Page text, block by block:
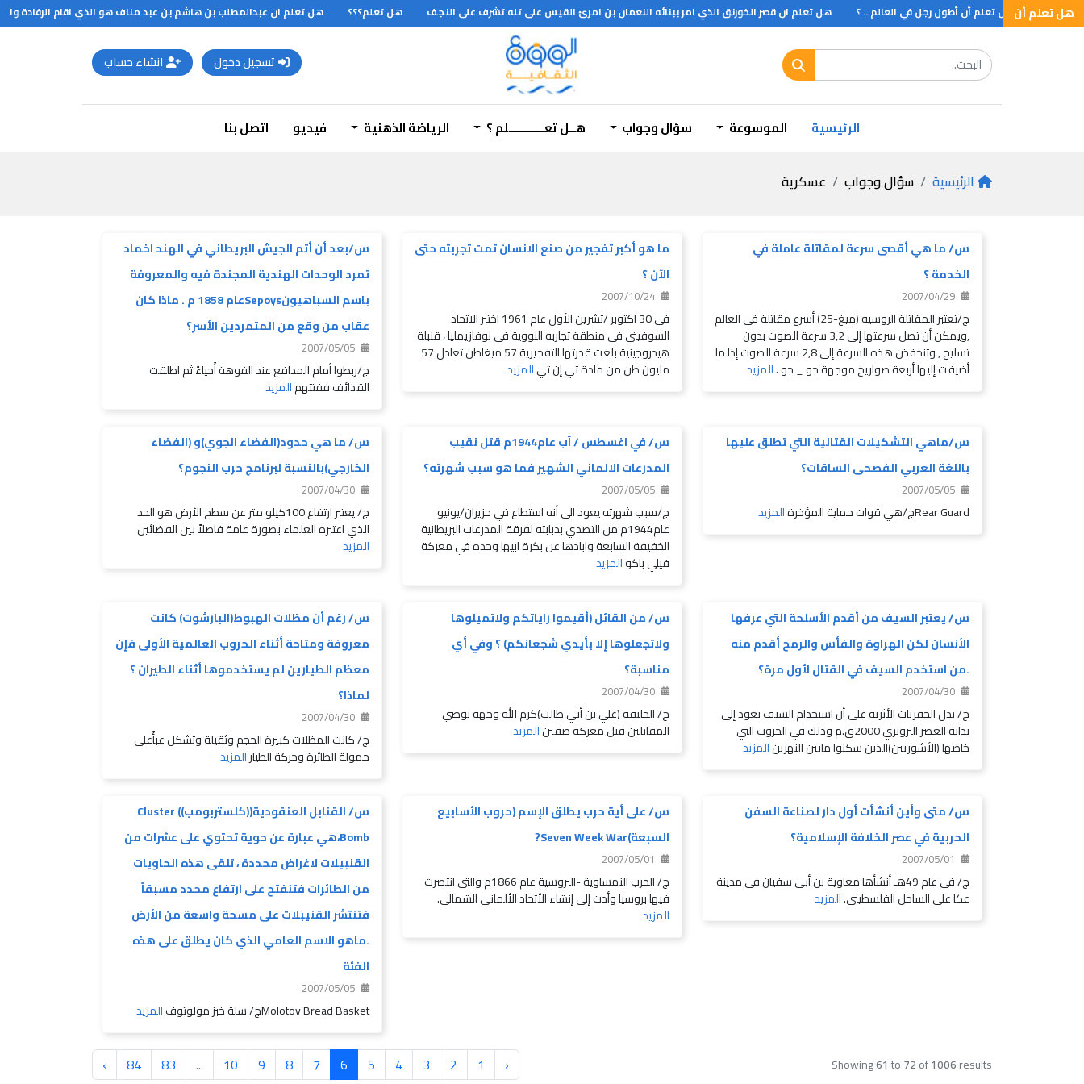
هل تعلم أنهـل تعلم أن أطول رجل في العالم .. ؟ هل تعلم ان قصر الخورنق الذي امر ببنائه النعمان بن امرئ القيس على تله تشرف على النجف هل تعلم؟؟؟ هل تعلم ان عبدالمطلب بن هاشم بن عبد مناف هو الذي اقام الرفادة والسقاية على احسن وجه واعاد حفر بئر زمزم سنة 540م بعد ان انطمرت ونضبت وتجمع الروايات في الحديث عن زمزم انه لما فرغ الماء والطعام
تسجيل دخول انشاء حساب
الرئيسية الموسوعة سؤال وجواب هــل تعـــــــــــلم ؟ الرياضة الذهنية فيديو اتصل بنا
الرئيسية سؤال وجواب عسكرية
س/ ما هي أقصى سرعة لمقاتلة عاملة في
الخدمة ؟
2007/04/29
ج/تعتبر المقاتلة الروسيه (ميغ-25) أسرع مقاتلة في العالم
,ويمكن أن تصل سرعتها إلى 3,2 سرعة الصوت بدون
تسليح , وتنخفض هذه السرعة إلى 2,8 سرعة الصوت إذا ما
أضيفت إليها أربعة صواريخ موجهة جو _ جو .المزيد
ما هو أكبر تفجير من صنع الانسان تمت تجربته حتى
الآن ؟
2007/10/24
في 30 اكتوبر /تشرين الأول عام 1961 اختبر الاتحاد
السوفيتي في منطقة تجاربه النووية في نوفازيمليا ، قنبلة
هيدروجينية بلغت قدرتها التفجيرية 57 ميغاطن تعادل 57
مليون طن من مادة تي إن تيالمزيد
س/بعد أن أتم الجيش البريطاني في الهند اخماد
تمرد الوحدات الهندية المجندة فيه والمعروفة
باسم السباهيونSepoysعام 1858 م . ماذا كان
عقاب من وقع من المتمردين الأسر؟
2007/05/05
ج/ربطوا أمام المدافع عند الفوهة أَحياءً ثم اطلقت
القذائف ففتتهمالمزيد
س/ماهي التشكيلات القتالية التي تطلق عليها
باللغة العربي الفصحى الساقات؟
2007/05/05
Rear Guardج/هي قوات حماية المؤخرة المزيد
س/ في اغسطس / آب عام1944م قتل نقيب
المدرعات الالماني الشهير فما هو سبب شهرته؟
2007/05/05
ج/سبب شهرته يعود الى أنه استطاع في حزيران/يونيو
عام1944م من التصدي بدبابته لفرقة المدرعات البريطانية
الخفيفة السابعة وابادها عن بكرة ابيها وحده في معركة
فيلي باكوالمزيد
س/ ما هي حدود(الفضاء الجوي)و (الفضاء
الخارجي)بالنسبة لبرنامج حرب النجوم؟
2007/04/30
ج/ يعتبر ارتفاع 100كيلو متر عن سطح الأرض هو الحد
الذي اعتبره العلماء بصورة عامة فاصلاً بين الفضائين
المزيد
س/ يعتبر السيف من أقدم الأسلحة التي عرفها
الأنسان لكن الهراوة والفأس والرمح أقدم منه
.من استخدم السيف في القتال لأول مرة؟
2007/04/30
ج/ تدل الحفريات الأثرية على أن استخدام السيف يعود إلى
بداية العصر البرونزي 2000ق.م وذلك في الحروب التي
خاضها (الأشوريين)الذين سكنوا مابين النهرينالمزيد
س/ من القائل (أقيموا راياتكم ولاتميلوها
ولاتجعلوها إلا بأيدي شجعانكم) ؟ وفي أي
مناسبة؟
2007/04/30
ج/ الخليفة (علي بن أبي طالب)كرم الله وجهه يوصي
المقاتلين قبل معركة صفينالمزيد
س/ رغم أن مظلات الهبوط(البارشوت) كانت
معروفة ومتاحة أثناء الحروب العالمية الأولى فإن
معظم الطيارين لم يستخدموها أثناء الطيران ؟
لماذا؟
2007/04/30
ج/ كانت المظلات كبيرة الحجم وثقيلة وتشكل عبأًعلى
حمولة الطائرة وحركة الطيارالمزيد
س/ متى وأين أنشأت أول دار لصناعة السفن
الحربية في عصر الخلافة الإسلامية؟
2007/05/01
ج/ في عام 49هـ أنشأها معاوية بن أبي سفيان في مدينة
عكا على الساحل الفلسطيني.المزيد
س/ على أية حرب يطلق الإسم (حروب الأسابيع
السبعة)Seven Week War?
2007/05/01
ج/ الحرب النمساوية -البروسية عام 1866م والتي انتصرت
فيها بروسيا وأدت إلى إنشاء الأتحاد الألماني الشمالي.
المزيد
س/ القنابل العنقودية((كلستربومب)) Cluster
Bomb،هي عبارة عن حوية تحتوي على عشرات من
القنبيلات لاغراض محددة ، تلقى هذه الحاويات
من الطائرات فتنفتح على ارتفاع محدد مسبقاً
فتنتشر القنيبلات على مسحة واسعة من الأرض
.ماهو الاسم العامي الذي كان يطلق على هذه
الفئة
2007/05/05
Molotov Bread Basketج/ سلة خبز مولوتوف المزيد
Showing61 to72of1006results
‹
1
2
3
4
5
6
7
8
9
10
...
83
84
›